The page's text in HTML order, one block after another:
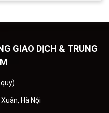
GIAO DỊCH & TRUNG
Hà Nội